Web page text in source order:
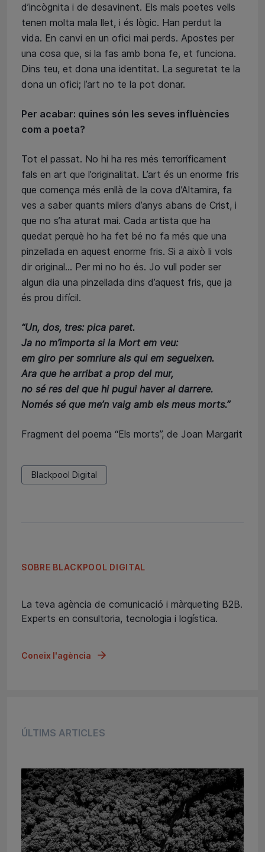
d’incògnita i de desavinent. Els mals poetes vells
tenen molta mala llet, i és lògic. Han perdut la
vida. En canvi en un ofici mai perds. Apostes per
una cosa que, si la fas amb bona fe, et funciona.
Dins teu, et dona una identitat. La seguretat te la
dona un ofici; l’art no te la pot donar.
Per acabar: quines són les seves influències
com a poeta?
Tot el passat. No hi ha res més terroríficament
fals en art que l’originalitat. L’art és un enorme fris
que comença més enllà de la cova d’Altamira, fa
ves a saber quants milers d’anys abans de Crist, i
que no s’ha aturat mai. Cada artista que ha
quedat perquè ho ha fet bé no fa més que una
pinzellada en aquest enorme fris. Si a això li vols
dir original... Per mi no ho és. Jo vull poder ser
algun dia una pinzellada dins d’aquest fris, que ja
és prou difícil.
“Un, dos, tres: pica paret.
Ja no m’importa si la Mort em veu:
em giro per somriure als qui em segueixen.
Ara que he arribat a prop del mur,
no sé res del que hi pugui haver al darrere.
Només sé que me’n vaig amb els meus morts.”
Fragment del poema “Els morts”, de Joan Margarit
Blackpool Digital
SOBRE BLACKPOOL DIGITAL
La teva agència de comunicació i màrqueting B2B.
Experts en consultoria, tecnologia i logística.
Coneix l'agència
ÚLTIMS ARTICLES